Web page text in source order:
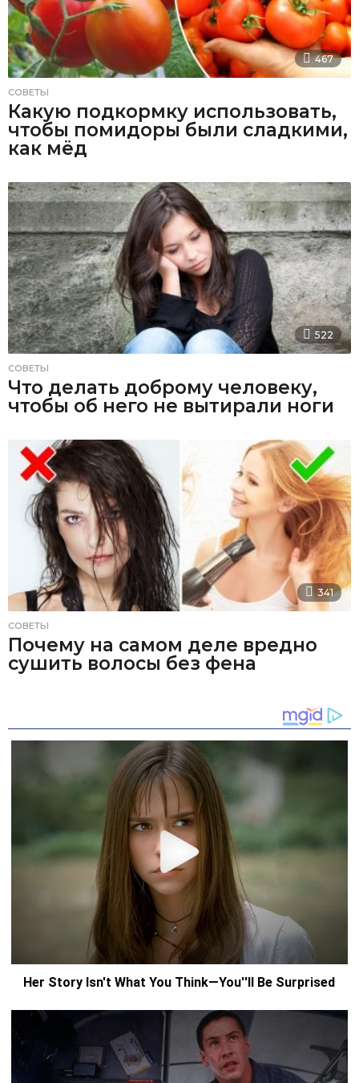
467
СОВЕТЫ
Какую подкормку использовать,
чтобы помидоры были сладкими,
как мёд
522
СОВЕТЫ
Что делать доброму человеку,
чтобы об него не вытирали ноги
341
СОВЕТЫ
Почему на самом деле вредно
сушить волосы без фена